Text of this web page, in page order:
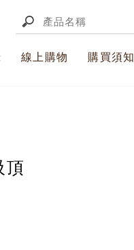
線上購物 購買須知
頂